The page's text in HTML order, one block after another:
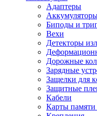
Адаптеры
Биподы и
Вехи
Детекторы
Дорожные
Зарядные
Защелки для
Защитные
Кабели
Карты памяти